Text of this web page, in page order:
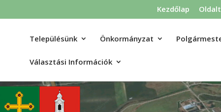
Kezdőlap
Településünk Önkormányzat
Választási Információk